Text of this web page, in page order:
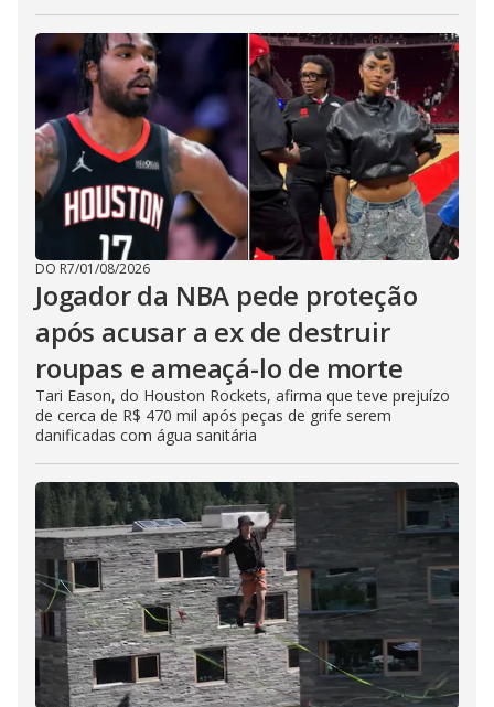
DO R7/01/08/2026
Jogador da NBA pede proteção
após acusar a ex de destruir
roupas e ameaçá-lo de morte
Tari Eason, do Houston Rockets, afirma que teve prejuízo
de cerca de R$ 470 mil após peças de grife serem
danificadas com água sanitária